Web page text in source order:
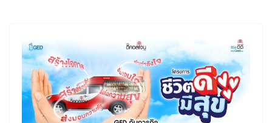
มวยรอบโกลบอลเฮ้าส์ สู่บัลลังก์โลก 108 ปอนด์ในศึก
มวยไทย SUPER CHAMP